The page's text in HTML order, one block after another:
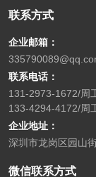
联系方式
企业邮箱：
联系电话：
131-2973-1672/周
133-4294-4172/周
企业地址：
深圳市龙岗区园山
微信联系方式